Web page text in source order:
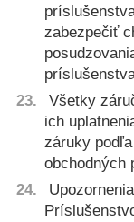
zabezpečiť
Všetky
ich
záruky
obchodných